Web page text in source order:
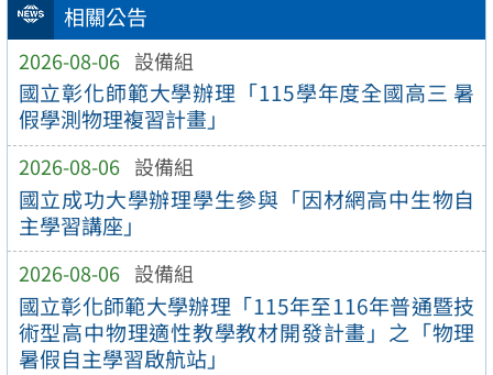
相關公告
2026-08-06 設備組
國立彰化師範大學辦理「115學年度全國高三 暑
假學測物理複習計畫」
2026-08-06 設備組
國立成功大學辦理學生參與「因材網高中生物自
主學習講座」
2026-08-06 設備組
國立彰化師範大學辦理「115年至116年普通暨技
術型高中物理適性教學教材開發計畫」之「物理
暑假自主學習啟航站」